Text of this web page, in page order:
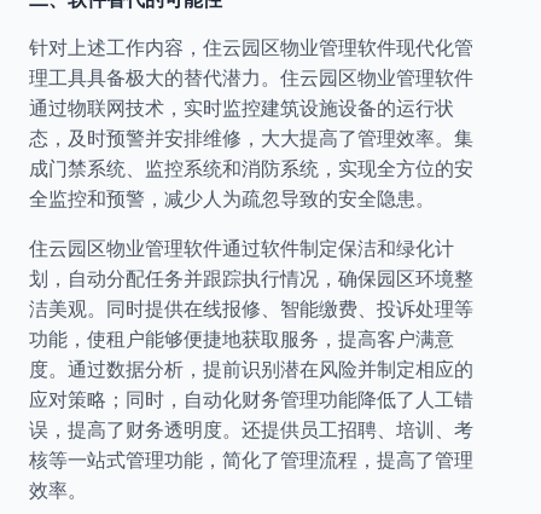
针对上述工作内容，住云园区物业管理软件现代化管
理工具具备极大的替代潜力。住云园区物业管理软件
通过物联网技术，实时监控建筑设施设备的运行状
态，及时预警并安排维修，大大提高了管理效率。集
成门禁系统、监控系统和消防系统，实现全方位的安
全监控和预警，减少人为疏忽导致的安全隐患。
住云园区物业管理软件通过软件制定保洁和绿化计
划，自动分配任务并跟踪执行情况，确保园区环境整
洁美观。同时提供在线报修、智能缴费、投诉处理等
功能，使租户能够便捷地获取服务，提高客户满意
度。通过数据分析，提前识别潜在风险并制定相应的
应对策略；同时，自动化财务管理功能降低了人工错
误，提高了财务透明度。还提供员工招聘、培训、考
核等一站式管理功能，简化了管理流程，提高了管理
效率。